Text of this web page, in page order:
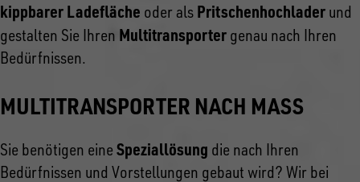
kippbarer Ladefläche oder als Pritschenhochlader und
gestalten Sie Ihren Multitransporter genau nach Ihren
Bedürfnissen.
MULTITRANSPORTER NACH MASS
Sie benötigen eine Speziallösung die nach Ihren
Bedürfnissen und Vorstellungen gebaut wird? Wir bei